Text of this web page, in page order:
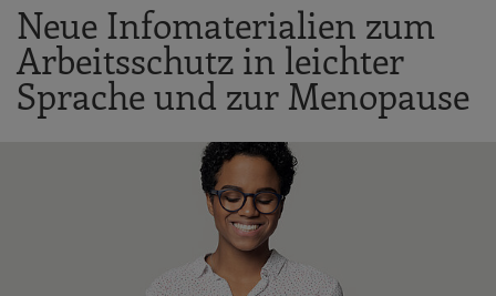
Neue Infomaterialien zum
Arbeitsschutz in leichter
Sprache und zur Menopause